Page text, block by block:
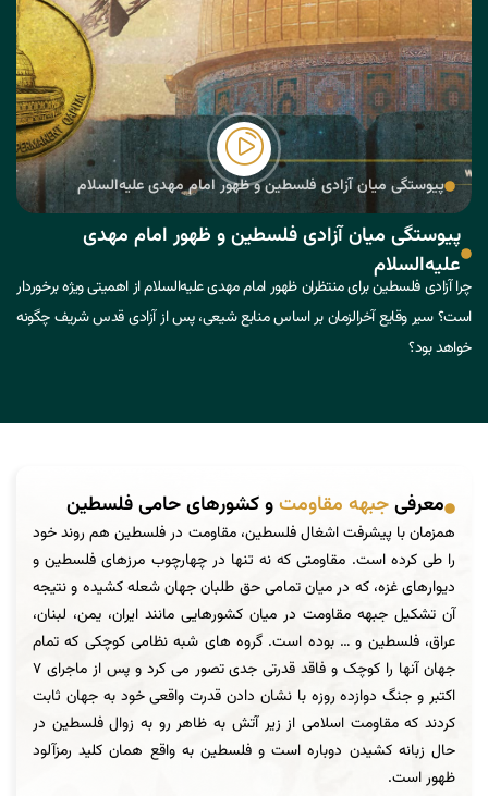
پیوستگی میان آزادی فلسطین و ظهور امام مهدی
علیه‌السلام
چرا آزادی فلسطین برای منتظران ظهور امام مهدی علیه‌السلام از اهمیتی ویژه برخوردار
است؟ سیر وقایع آخرالزمان بر اساس منابع شیعی، پس از آزادی قدس شریف چگونه
خواهد بود؟
پیوستگی میان آزادی فلسطین و ظهور امام مهدی علیه‌السلام
معرفیجبهه مقاومتو کشورهای حامی فلسطین
همزمان با پیشرفت اشغال فلسطین، مقاومت در فلسطین هم روند خود
را طی کرده است. مقاومتی که نه تنها در چهارچوب مرزهای فلسطین و
دیوارهای غزه، که در میان تمامی حق طلبان جهان شعله کشیده و نتیجه
آن تشکیل جبهه مقاومت در میان کشورهایی مانند ایران، یمن، لبنان،
عراق، فلسطین و … بوده است. گروه های شبه نظامی کوچکی که تمام
جهان آنها را کوچک و فاقد قدرتی جدی تصور می کرد و پس از ماجرای ۷
اکتبر و جنگ دوازده روزه با نشان دادن قدرت واقعی خود به جهان ثابت
کردند که مقاومت اسلامی از زیر آتش به ظاهر رو به زوال فلسطین در
حال زبانه کشیدن دوباره است و فلسطین به واقع همان کلید رمزآلود
ظهور است.